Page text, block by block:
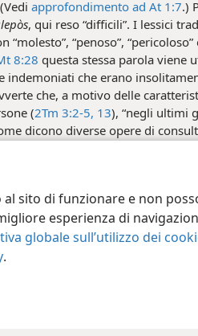
sito di funzionare e non
esperienza di
globale sull’utilizzo dei
.
approfondimento ad At 1:7.)
, qui reso “difficili”. I lessici
“molesto”, “penoso”, “pericoloso”
8:28 questa stessa parola viene
indemoniati che erano
che, a motivo delle
(2Tm 3:2-5, 13), “negli ultimi
dicono diverse opere di
2Pt 3:3; Gda 17, 18